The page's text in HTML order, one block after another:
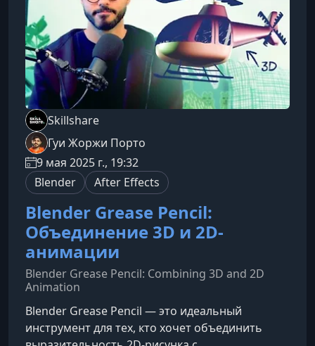
Skillshare
Гуи Жоржи Порто
9 мая 2025 г., 19:32
Blender
After Effects
Blender Grease Pencil:
Объединение 3D и 2D-
анимации
Blender Grease Pencil: Combining 3D and 2D
Animation
Blender Grease Pencil — это идеальный
инструмент для тех, кто хочет объединить